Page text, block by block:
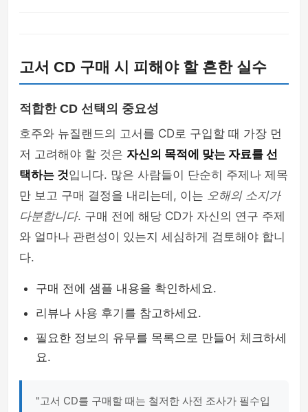
고서 CD 구매 시 피해야 할 흔한 실수
적합한 CD 선택의 중요성
호주와 뉴질랜드의 고서를 CD로 구입할 때 가장 먼
저 고려해야 할 것은 자신의 목적에 맞는 자료를 선
택하는 것입니다. 많은 사람들이 단순히 주제나 제목
만 보고 구매 결정을 내리는데, 이는 오해의 소지가
다분합니다. 구매 전에 해당 CD가 자신의 연구 주제
와 얼마나 관련성이 있는지 세심하게 검토해야 합니
다.
구매 전에 샘플 내용을 확인하세요.
리뷰나 사용 후기를 참고하세요.
필요한 정보의 유무를 목록으로 만들어 체크하세
요.
"고서 CD를 구매할 때는 철저한 사전 조사가 필수입